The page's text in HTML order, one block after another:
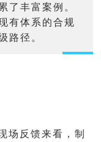
了丰富案例。
有体系的合规
路径。
场反馈来看，制